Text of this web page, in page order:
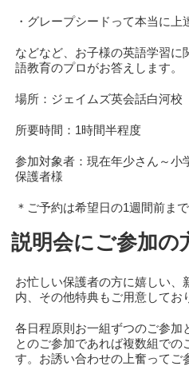
・グレープシードって本当に上
などなど、お子様の英語学習に
語教育のプロがお答えします。
場所：ジェイムズ英会話白河校
所要時間：1時間半程度
参加対象者：現在年少さん～小
保護者様
＊ご予約は希望日の1週間前ま
説明会にご参加の
お忙しい保護者の方に嬉しい、
内、その他特典もご用意してお
各日程原則お一組ずつのご参加
とのご参加であれば複数組での
す。お誘い合わせの上奮ってご